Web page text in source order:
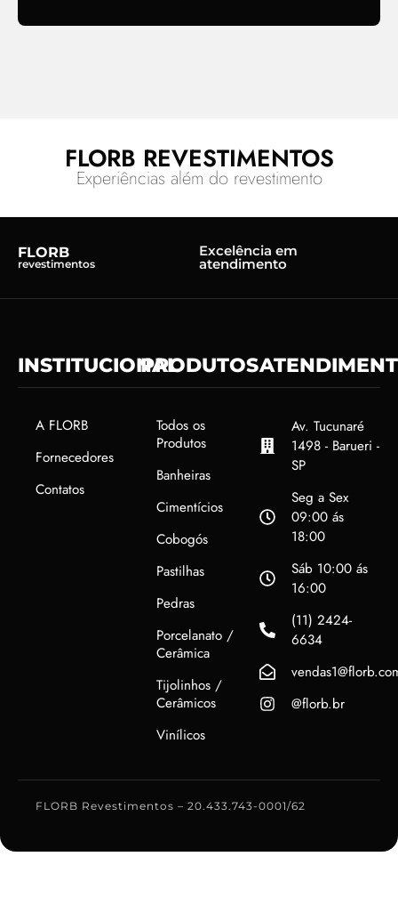
FLORB REVESTIMENTOS
Experiências além do revestimento
FLORB
revestimentos
Excelência em
atendimento
INSTITUCIONAL
A FLORB
Fornecedores
Contatos
PRODUTOS
Todos os
Produtos
Banheiras
Cimentícios
Cobogós
Pastilhas
Pedras
Porcelanato /
Cerâmica
Tijolinhos /
Cerâmicos
Vinílicos
Av. Tucunaré
1498 - Barueri -
SP
Seg a Sex
09:00 ás
18:00
Sáb 10:00 ás
16:00
(11) 2424-
6634
@florb.br
FLORB Revestimentos – 20.433.743-0001/62